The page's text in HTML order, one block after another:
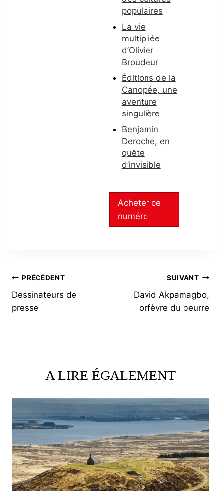
populaires
La vie
multipliée
d’Olivier
Broudeur
Éditions de la
Canopée, une
aventure
singulière
Benjamin
Deroche, en
quête
d’invisible
Acheter ce
numéro
NAVIGATION
DE
PRÉCÉDENT
Dessinateurs de
presse
SUIVANT
David Akpamagbo,
orfèvre du beurre
A LIRE ÉGALEMENT